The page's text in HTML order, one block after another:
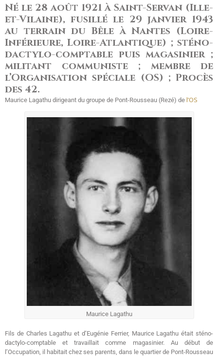
Né le 28 août 1921 à Saint-Servan (Ille-
et-Vilaine), fusillé le 29 janvier 1943
au terrain du Bêle à Nantes (Loire-
Inférieure, Loire-Atlantique) ; sténo-
dactylo-comptable puis magasinier ;
militant communiste ; membre de
l’Organisation spéciale (OS) ; Procès
des 42.
Maurice Lagathu dirigeant du groupe de Pont-Rousseau (Rezé) de l’OS
Maurice Lagathu
Fils de Charles Lagathu et d’Eugénie Ferrier, Maurice Lagathu était sténo-
dactylo-comptable et travaillait comme magasinier. Au début de
l’Occupation, il habitait chez ses parents, dans le quartier de Pont-Rousseau